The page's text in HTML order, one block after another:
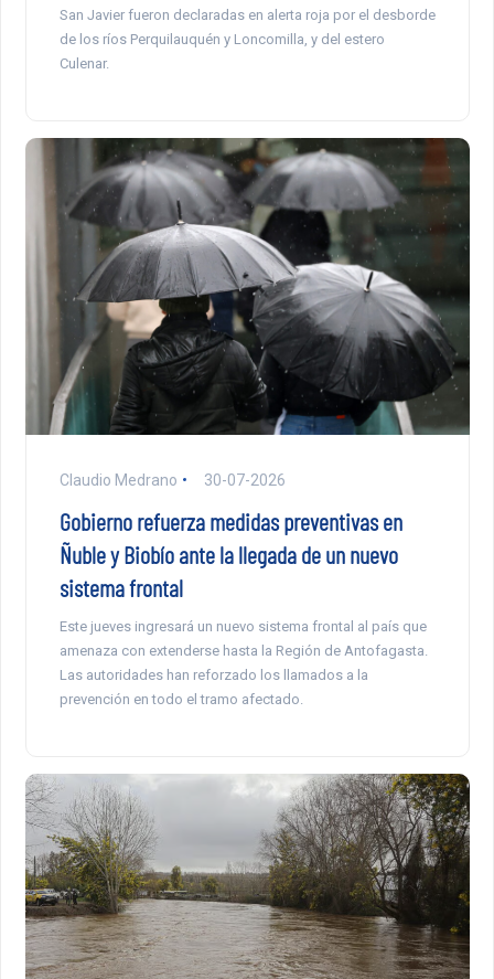
San Javier fueron declaradas en alerta roja por el desborde
de los ríos Perquilauquén y Loncomilla, y del estero
Culenar.
Claudio Medrano 30-07-2026
Gobierno refuerza medidas preventivas en
Ñuble y Biobío ante la llegada de un nuevo
sistema frontal
Este jueves ingresará un nuevo sistema frontal al país que
amenaza con extenderse hasta la Región de Antofagasta.
Las autoridades han reforzado los llamados a la
prevención en todo el tramo afectado.